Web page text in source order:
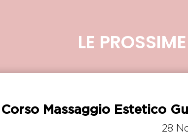
LE
Corso Massaggio Estetico
28